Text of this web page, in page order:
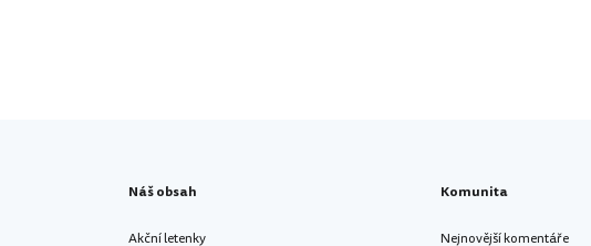
Náš obsah
Akční letenky
Komunita
Nejnovější komentáře